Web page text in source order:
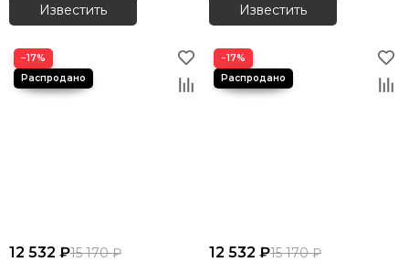
Известить
Известить
−17%
12 532 ₽15 170 ₽
−17%
12 532 ₽15 170 ₽